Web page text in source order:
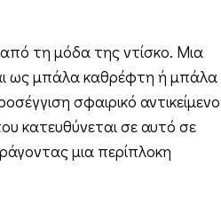
τη μόδα της ντίσκο. Μια
ως μπάλα καθρέφτη ή μπάλα
σφαιρικό αντικείμενο
κατευθύνεται σε αυτό σε
μια περίπλοκη